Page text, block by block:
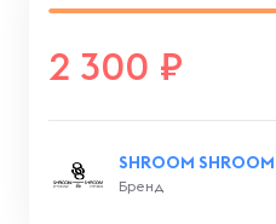
2 300
SHROOM SHROOM
Бренд